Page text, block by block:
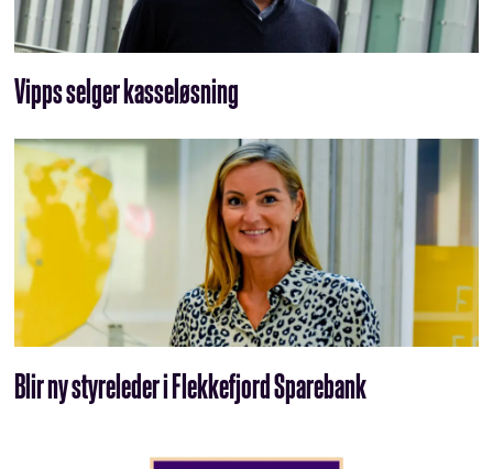
Vipps selger kasseløsning
Blir ny styreleder i Flekkefjord Sparebank